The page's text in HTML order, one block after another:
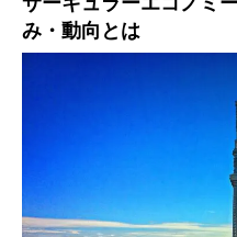
み・動向とは